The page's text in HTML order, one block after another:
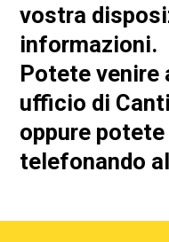
vostra
informazioni.
Potete venire
ufficio di
oppure
telefonando al